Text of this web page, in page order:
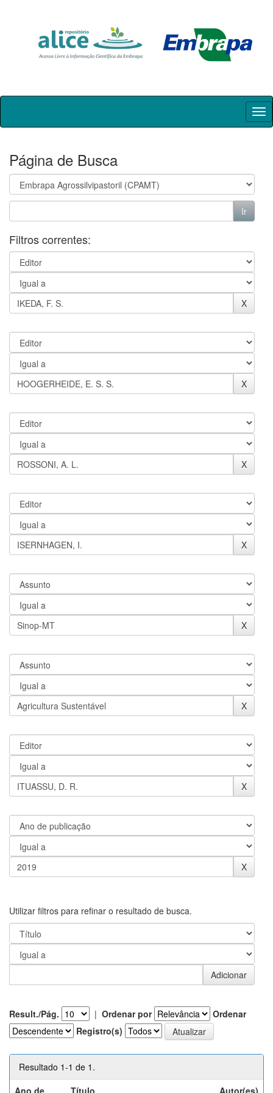
Skip
Página de Busca
Filtros correntes:
Utilizar filtros para refinar o resultado de busca.
Result./Pág. | Ordenar por
Ordenar
Registro(s)
Resultado 1-1 de 1.
Ano de
Título Autor(es)